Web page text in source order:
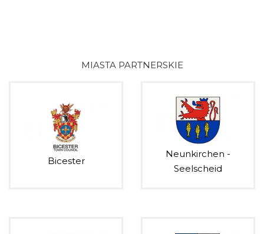
MIASTA PARTNERSKIE
Bicester
Neunkirchen -
Seelscheid